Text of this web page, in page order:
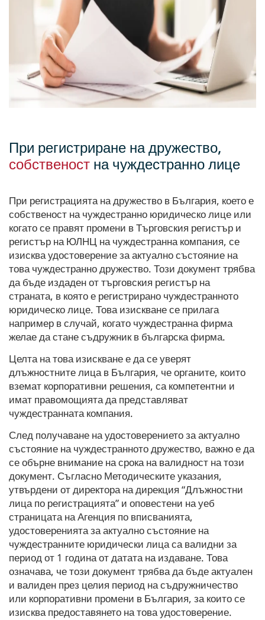
При регистриране на дружество,
собственост на чуждестранно лице
При регистрацията на дружество в България, което е
собственост на чуждестранно юридическо лице или
когато се правят промени в Търговския регистър и
регистър на ЮЛНЦ на чуждестранна компания, се
изисква удостоверение за актуално състояние на
това чуждестранно дружество. Този документ трябва
да бъде издаден от търговския регистър на
страната, в която е регистрирано чуждестранното
юридическо лице. Това изискване се прилага
например в случай, когато чуждестранна фирма
желае да стане съдружник в българска фирма.
Целта на това изискване е да се уверят
длъжностните лица в България, че органите, които
вземат корпоративни решения, са компетентни и
имат правомощията да представляват
чуждестранната компания.
След получаване на удостоверението за актуално
състояние на чуждестранното дружество, важно е да
се обърне внимание на срока на валидност на този
документ. Съгласно Методическите указания,
утвърдени от директора на дирекция “Длъжностни
лица по регистрацията” и оповестени на уеб
страницата на Агенция по вписванията,
удостоверенията за актуално състояние на
чуждестранните юридически лица са валидни за
период от 1 година от датата на издаване. Това
означава, че този документ трябва да бъде актуален
и валиден през целия период на съдружничество
или корпоративни промени в България, за които се
изисква предоставянето на това удостоверение.